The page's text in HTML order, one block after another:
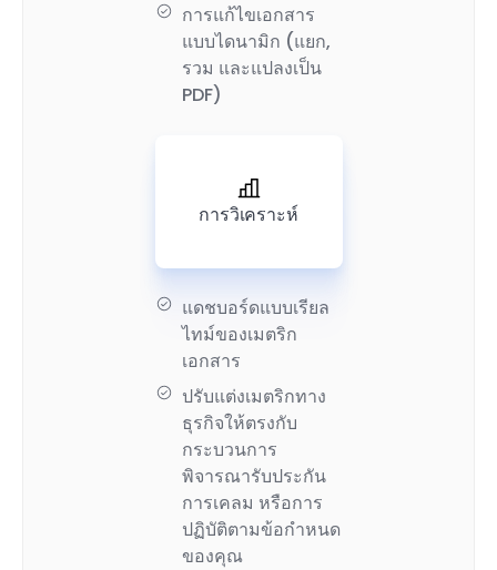
การวิเคราะห์
การแก้ไขเอกสาร
แบบไดนามิก (แยก,
รวม และแปลงเป็น
PDF)
แดชบอร์ดแบบเรียล
ไทม์ของเมตริก
เอกสาร
ปรับแต่งเมตริกทาง
ธุรกิจให้ตรงกับ
กระบวนการ
พิจารณารับประกัน
การเคลม หรือการ
ปฏิบัติตามข้อกำหนด
ของคุณ